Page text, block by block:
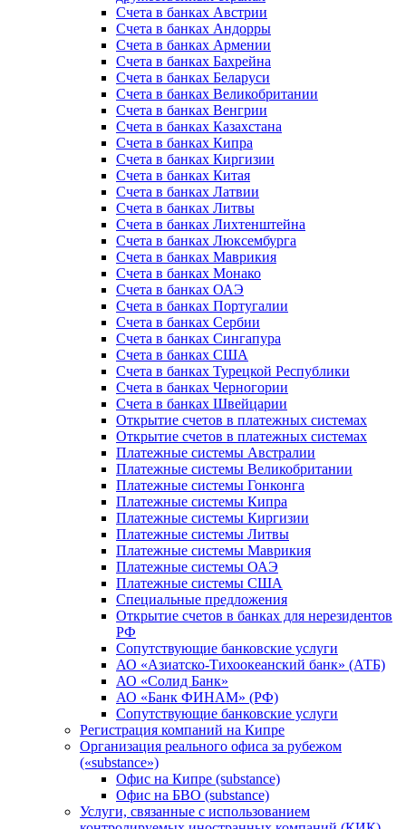
Счета в банках Австрии
Счета в банках Андорры
Счета в банках Армении
Счета в банках Бахрейна
Счета в банках Беларуси
Счета в банках Великобритании
Счета в банках Венгрии
Счета в банках Казахстана
Счета в банках Кипра
Счета в банках Киргизии
Счета в банках Китая
Счета в банках Латвии
Счета в банках Литвы
Счета в банках Лихтенштейна
Счета в банках Люксембурга
Счета в банках Маврикия
Счета в банках Монако
Счета в банках ОАЭ
Счета в банках Португалии
Счета в банках Сербии
Счета в банках Сингапура
Счета в банках США
Счета в банках Турецкой Республики
Счета в банках Черногории
Счета в банках Швейцарии
Открытие счетов в платежных системах
Открытие счетов в платежных системах
Платежные системы Австралии
Платежные системы Великобритании
Платежные системы Гонконга
Платежные системы Кипра
Платежные системы Киргизии
Платежные системы Литвы
Платежные системы Маврикия
Платежные системы ОАЭ
Платежные системы США
Специальные предложения
Открытие счетов в банках для нерезидентов
РФ
Сопутствующие банковские услуги
АО «Азиатско-Тихоокеанский банк» (АТБ)
АО «Солид Банк»
АО «Банк ФИНАМ» (РФ)
Сопутствующие банковские услуги
Регистрация компаний на Кипре
Организация реального офиса за рубежом
(«substance»)
Офис на Кипре (substance)
Офис на БВО (substance)
Услуги, связанные с использованием